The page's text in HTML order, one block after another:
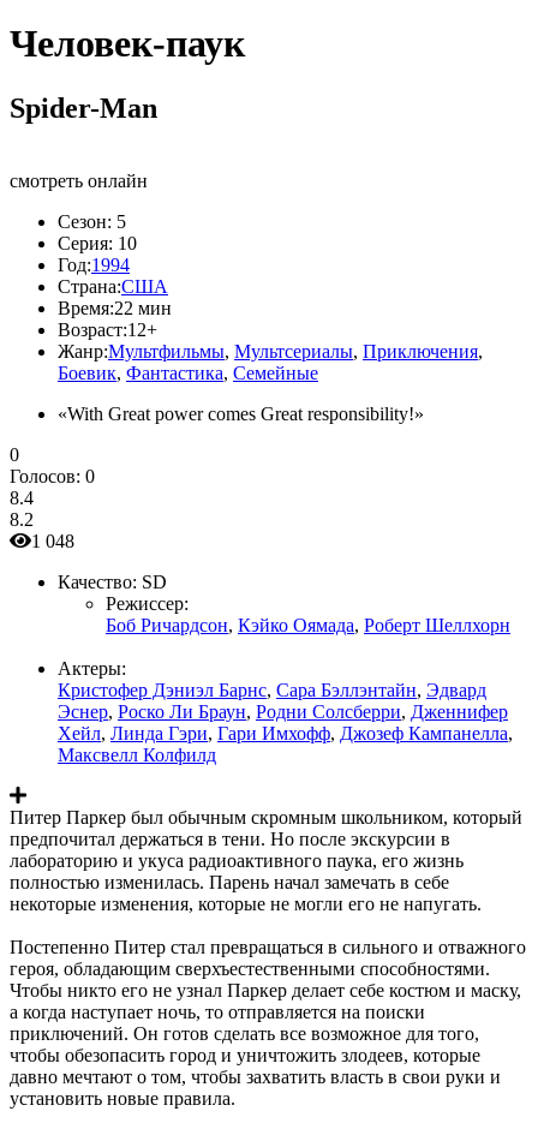
Человек-паук
Spider-Man
смотреть онлайн
Сезон: 5
Серия: 10
Год:1994
Страна:США
Время:22 мин
Возраст:12+
Жанр:Мультфильмы, Мультсериалы, Приключения,
Боевик, Фантастика, Семейные
«With Great power comes Great responsibility!»
0
Голосов: 0
8.4
8.2
1 048
Качество: SD
Режиссер:
Боб Ричардсон, Кэйко Оямада, Роберт Шеллхорн
Актеры:
Кристофер Дэниэл Барнс, Сара Бэллэнтайн, Эдвард
Эснер, Роско Ли Браун, Родни Солсберри, Дженнифер
Хейл, Линда Гэри, Гари Имхофф, Джозеф Кампанелла,
Максвелл Колфилд
Питер Паркер был обычным скромным школьником, который
предпочитал держаться в тени. Но после экскурсии в
лабораторию и укуса радиоактивного паука, его жизнь
полностью изменилась. Парень начал замечать в себе
некоторые изменения, которые не могли его не напугать.
Постепенно Питер стал превращаться в сильного и отважного
героя, обладающим сверхъестественными способностями.
Чтобы никто его не узнал Паркер делает себе костюм и маску,
а когда наступает ночь, то отправляется на поиски
приключений. Он готов сделать все возможное для того,
чтобы обезопасить город и уничтожить злодеев, которые
давно мечтают о том, чтобы захватить власть в свои руки и
установить новые правила.